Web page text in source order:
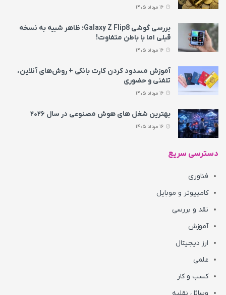
بررسی گوشی Galaxy Z Flip8؛ ظاهر شبیه به نسخه
قبلی اما با باطن متفاوت!
آموزش مسدود کردن کارت بانکی + روش‌های آنلاین،
تلفنی و حضوری
بهترین شغل های هوش مصنوعی در سال ۲۰۲۶
دسترسی سریع
فناوری
کامپیوتر و موبایل
نقد و بررسی
آموزش
ارز دیجیتال
علمی
کسب و کار